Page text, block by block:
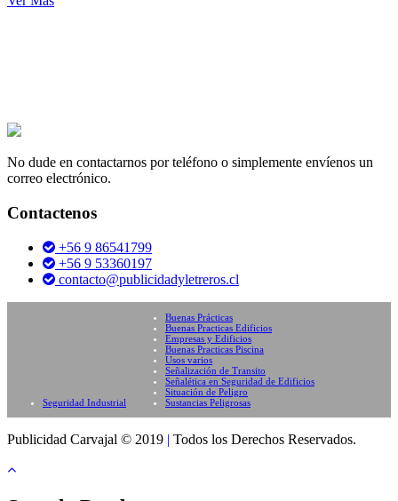
No dude en contactarnos por teléfono o simplemente envíenos un
correo electrónico.
Contactenos
+56 9 86541799
+56 9 53360197
contacto@publicidadyletreros.cl
Seguridad Industrial
Buenas Prácticas
Buenas Practicas Edificios
Empresas y Edificios
Buenas Practicas Piscina
Usos varios
Señalización de Transito
Señalética en Seguridad de Edificios
Situación de Peligro
Sustancias Peligrosas
Publicidad Carvajal © 2019 | Todos los Derechos Reservados.